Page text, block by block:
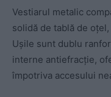
Vestiarul metalic
solidă de tablă de
Ușile sunt dublu
interne antiefracție,
împotriva accesului